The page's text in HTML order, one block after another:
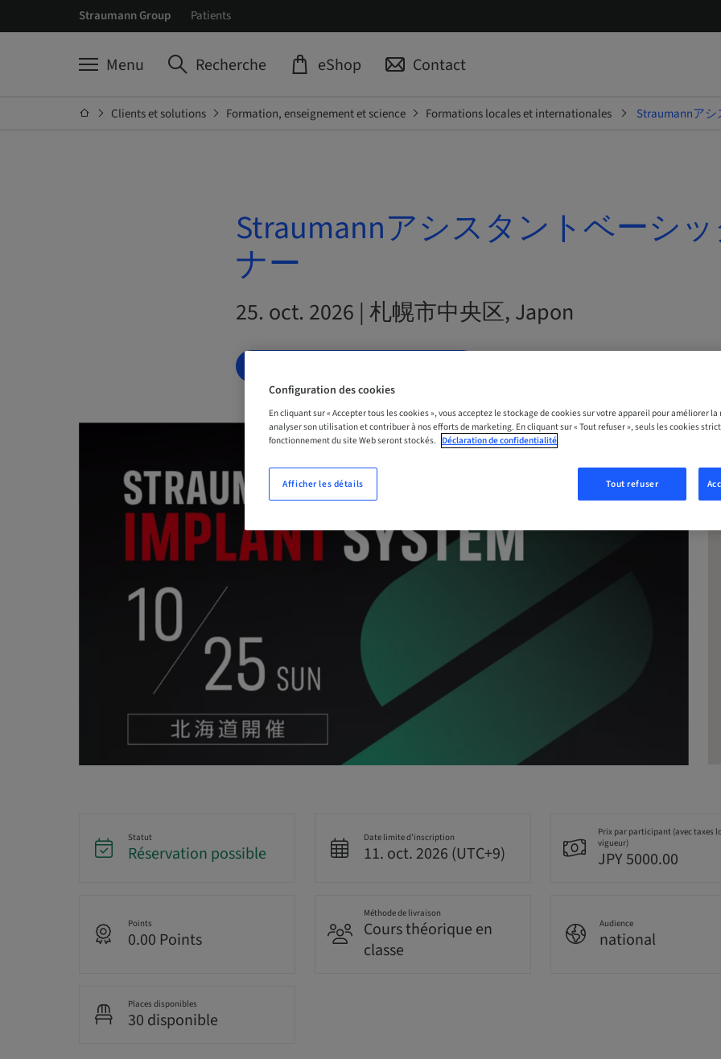
Straumann Group Patients
Menu Recherche eShop Contact
Clients et solutions Formation, enseignement et science Formations locales et internationales Straumannア
Straumannアシスタントベーシ
ナー
25. oct. 2026 | 札幌市中央区, Japon
Statut
Réservation possible
Date limite d’inscription
11. oct. 2026 (UTC+9)
Prix par participant (avec taxes
vigueur)
JPY 5000.00
Points
0.00 Points
Méthode de livraison
Cours théorique en
classe
Audience
national
Places disponibles
30 disponible
Configuration des cookies
En cliquant sur « Accepter tous les cookies », vous acceptez le stockage de cookies sur votre appareil pour améliorer
analyser son utilisation et contribuer à nos efforts de marketing. En cliquant sur « Tout refuser », seuls les cookies
fonctionnement du site Web seront stockés. Déclaration de confidentialité
Tout refuser
Afficher les détails